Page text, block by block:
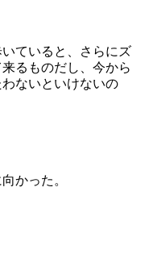
ていると、さらにズ
るものだし、今から
ないといけないの
かった。